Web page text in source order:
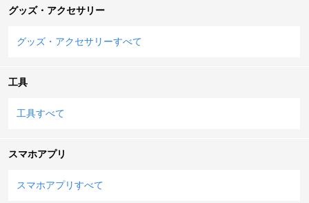
グッズ・アクセサリー
グッズ・アクセサリーすべて
工具
工具すべて
スマホアプリ
スマホアプリすべて